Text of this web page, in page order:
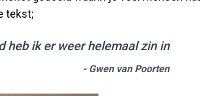
tekst;
heb ik er weer helemaal zin in
- Gwen van Poorten